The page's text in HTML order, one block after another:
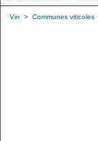
Vin > Communes viticoles